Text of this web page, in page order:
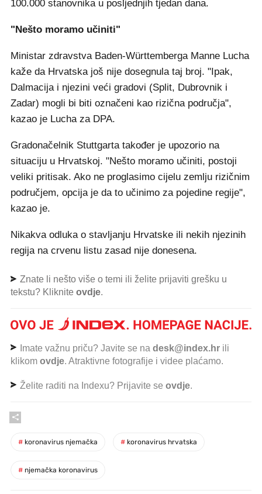
100.000 stanovnika u posljednjih tjedan dana.
"Nešto moramo učiniti"
Ministar zdravstva Baden-Württemberga Manne Lucha
kaže da Hrvatska još nije dosegnula taj broj. "Ipak,
Dalmacija i njezini veći gradovi (Split, Dubrovnik i
Zadar) mogli bi biti označeni kao rizična područja",
kazao je Lucha za DPA.
Gradonačelnik Stuttgarta također je upozorio na
situaciju u Hrvatskoj. "Nešto moramo učiniti, postoji
veliki pritisak. Ako ne proglasimo cijelu zemlju rizičnim
područjem, opcija je da to učinimo za pojedine regije",
kazao je.
Nikakva odluka o stavljanju Hrvatske ili nekih njezinih
regija na crvenu listu zasad nije donesena.
Znate li nešto više o temi ili želite prijaviti grešku u
tekstu? Kliknite ovdje.
Imate važnu priču? Javite se na desk@index.hr ili
klikom ovdje. Atraktivne fotografije i videe plaćamo.
Želite raditi na Indexu? Prijavite se ovdje.
# koronavirus njemačka # koronavirus hrvatska
# njemačka koronavirus